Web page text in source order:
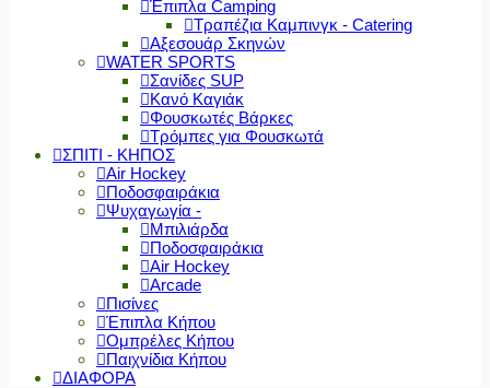
Έπιπλα Camping
Τραπέζια Καμπινγκ - Catering
Αξεσουάρ Σκηνών
WATER SPORTS
Σανίδες SUP
Κανό Καγιάκ
Φουσκωτές Βάρκες
Τρόμπες για Φουσκωτά
ΣΠΙΤΙ - ΚΗΠΟΣ
Air Hockey
Ποδοσφαιράκια
Ψυχαγωγία -
Μπιλιάρδα
Ποδοσφαιράκια
Air Hockey
Arcade
Πισίνες
Έπιπλα Κήπου
Ομπρέλες Κήπου
Παιχνίδια Κήπου
ΔΙΑΦΟΡΑ